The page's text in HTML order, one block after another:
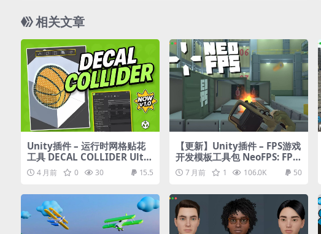
相关文章
Unity插件 – 运行时网格贴花
工具 DECAL COLLIDER Ulti
mate Runtime Mesh Collis
ion Decals
4 月前 0 30 15.5
【更新】Unity插件 – FPS游戏
开发模板工具包 NeoFPS: FPS
Controller, Template & Too
lkit
7 月前 1 106.0K 50